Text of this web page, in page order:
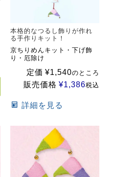
本格的なつるし飾りが作れ
る手作りキット！
京ちりめんキット・下げ飾
り・厄除け
定価 ¥1,540のところ
販売価格 ¥1,386税込
詳細を見る